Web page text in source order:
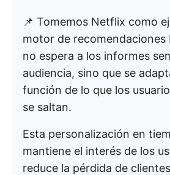
📌 Tomemos Netflix como
motor de recomendaciones
no espera a los informes
audiencia, sino que se
función de lo que los
se saltan.
Esta personalización en
mantiene el interés de los
reduce la pérdida de